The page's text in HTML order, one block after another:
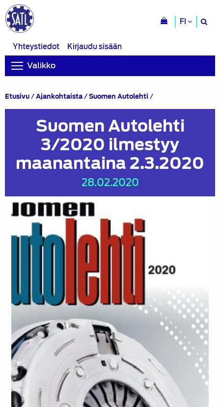
FI
Yhteystiedot
Kirjaudu sisään
Valikko
Etusivu/Ajankohtaista/Suomen Autolehti /Suomen
ilmestyy
maanantaina
2.3.2020
Suomen Autolehti
3/2020 ilmestyy
maanantaina 2.3.2020
28.02.2020